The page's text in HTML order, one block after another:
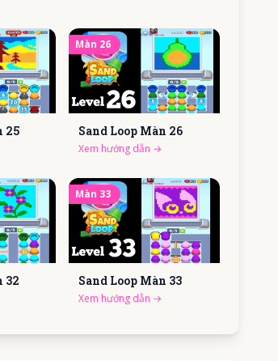
25
Màn 26
Sand Loop Màn 26
Xem hướng dẫn →
32
Màn 33
Sand Loop Màn 33
Xem hướng dẫn →